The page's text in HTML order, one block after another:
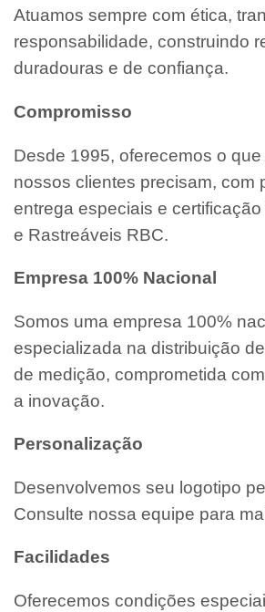
Atuamos sempre com ética,
responsabilidade, construindo
duradouras e de confiança.
Compromisso
Desde 1995, oferecemos o
nossos clientes precisam, com
entrega especiais e certificação
e Rastreáveis RBC.
Empresa 100% Nacional
Somos uma empresa 100%
especializada na distribuição
de medição, comprometida
a inovação.
Personalização
Desenvolvemos seu logotipo
Consulte nossa equipe para
Facilidades
Oferecemos condições